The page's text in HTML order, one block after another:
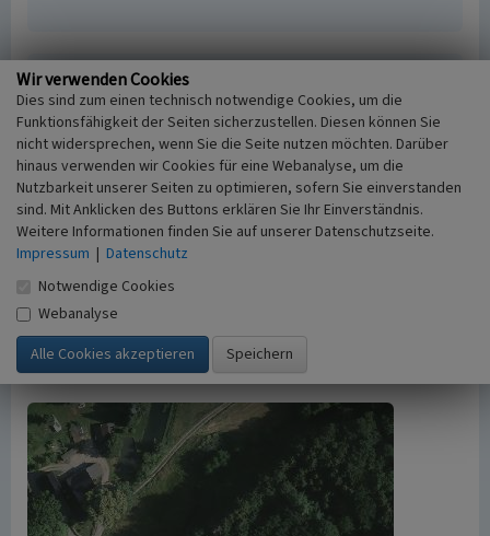
Empfohlene Zitierweise
Urheberrechtlicher Hinweis
Der hier präsentierte Inhalt ist urheberrechtlich
geschützt. Die angezeigten Medien unterliegen
möglicherweise zusätzlichen urheberrechtlichen
Bedingungen, die an diesen ausgewiesen sind.
Empfohlene Zitierweise
„Steinbruch bei Scheidt”. In: KuLaDig,
Kultur.Landschaft.Digital. URL:
https://www.kuladig.de/Objektansicht/A-BL-
20080225-0146(Abgerufen: 9. August 2026)
Wir verwenden Cookies
Dies sind zum einen technisch notwendige Cookies, um die
Funktionsfähigkeit der Seiten sicherzustellen. Diesen können Sie
nicht widersprechen, wenn Sie die Seite nutzen möchten. Darüber
hinaus verwenden wir Cookies für eine Webanalyse, um die
Nutzbarkeit unserer Seiten zu optimieren, sofern Sie einverstanden
sind. Mit Anklicken des Buttons erklären Sie Ihr Einverständnis.
Weitere Informationen finden Sie auf unserer Datenschutzseite.
Impressum | Datenschutz
Notwendige Cookies
Webanalyse